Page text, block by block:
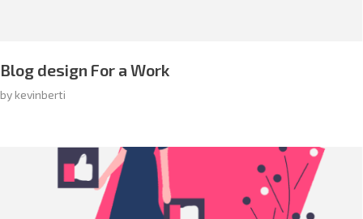
Blog design For a Work
bykevinberti